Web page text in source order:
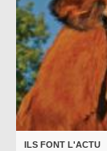
ILS FONT L'ACTU